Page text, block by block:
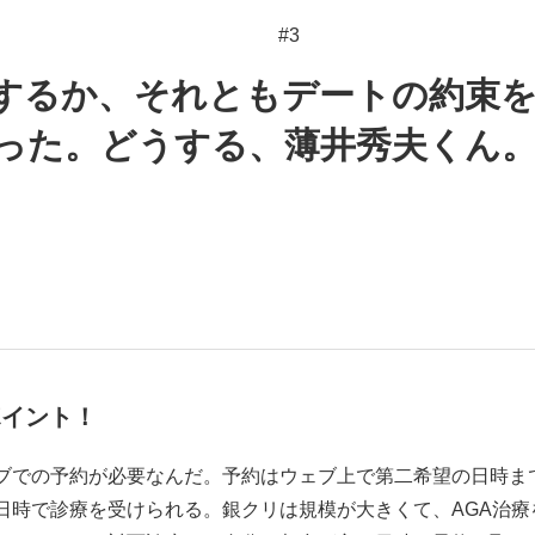
カー日本代表・森保一監督...
いまさら聞
もっと見る
#3
るか、それともデートの約束
。どうする、薄井秀夫くん
ント！
での予約が必要なんだ。予約はウェブ上で第二希望の日時ま
時で診療を受けられる。銀クリは規模が大きくて、AGA治療